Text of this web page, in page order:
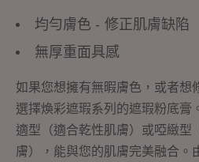
均勻膚色 - 修正肌膚缺陷
無厚重面具感
如果您想擁有無暇膚色，或者想
選擇煥彩遮瑕系列的遮瑕粉底膏
適型（適合乾性肌膚）或啞緻型
膚），能與您的肌膚完美融合。